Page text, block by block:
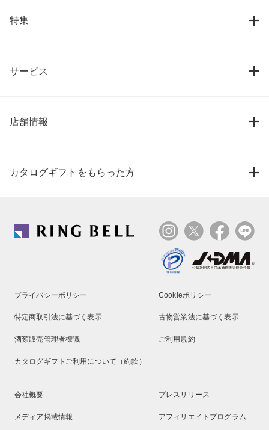
特集
サービス
店舗情報
カタログギフトをもらった方
プライバシーポリシー Cookieポリシー
特定商取引法に基づく表示 古物営業法に基づく表示
酒類販売管理者標識 ご利用規約
カタログギフトご利用について（約款）
会社概要 プレスリリース
メディア掲載情報 アフィリエイトプログラム